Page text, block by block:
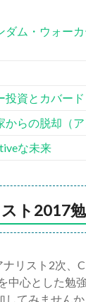
ダム・ウォー
資とカバー
らの脱却（ア
な未来
ト2017
リスト2次、
中心とした勉
してみません